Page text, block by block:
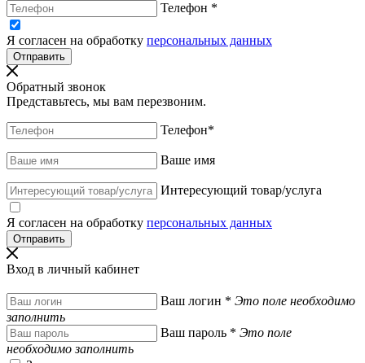
Телефон *
Я согласен на обработку персональных данных
Обратный звонок
Представьтесь, мы вам перезвоним.
Телефон*
Ваше имя
Интересующий товар/услуга
Я согласен на обработку персональных данных
Вход в личный кабинет
Ваш логин * Это поле необходимо
заполнить
Ваш пароль * Это поле
необходимо заполнить